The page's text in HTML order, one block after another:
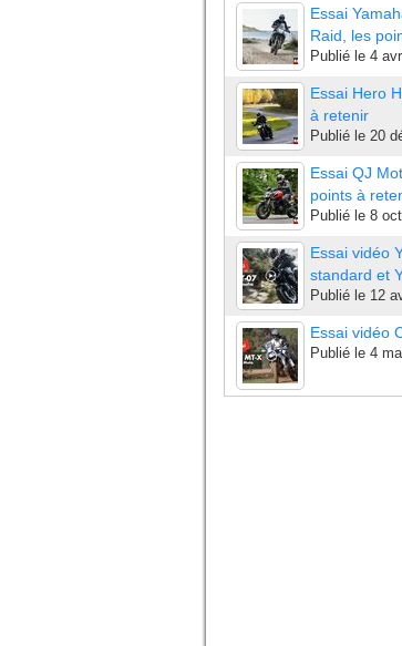
Essai
Raid, les
Publié le 4
Essai Hero
à retenir
Publié le 20
Essai QJ
points à
Publié le 8
Essai vidéo
standard et
Publié le 12
Essai vidéo
Publié le 4